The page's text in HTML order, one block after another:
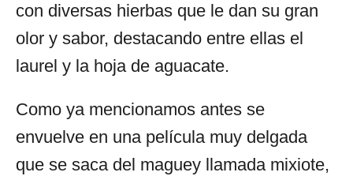
con diversas hierbas que le dan su gran
olor y sabor, destacando entre ellas el
laurel y la hoja de aguacate.
Como ya mencionamos antes se
envuelve en una película muy delgada
que se saca del maguey llamada mixiote,